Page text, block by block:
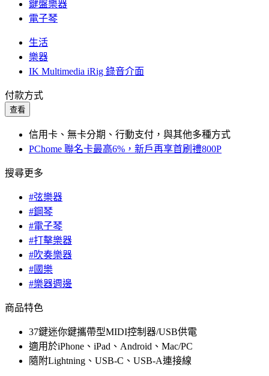
鍵盤樂器
電子琴
生活
樂器
IK Multimedia iRig 錄音介面
付款方式
查看
信用卡、無卡分期、行動支付，與其他多種方式
PChome 聯名卡最高6%，新戶再享首刷禮800P
搜尋更多
#弦樂器
#鋼琴
#電子琴
#打擊樂器
#吹奏樂器
#國樂
#樂器週邊
商品特色
37鍵迷你鍵攜帶型MIDI控制器/USB供電
適用於iPhone、iPad、Android、Mac/PC
隨附Lightning、USB-C、USB-A連接線